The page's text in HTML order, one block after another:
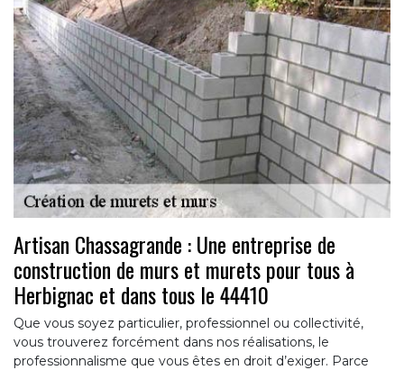
Artisan Chassagrande : Une entreprise de
construction de murs et murets pour tous à
Herbignac et dans tous le 44410
Que vous soyez particulier, professionnel ou collectivité,
vous trouverez forcément dans nos réalisations, le
professionnalisme que vous êtes en droit d’exiger. Parce